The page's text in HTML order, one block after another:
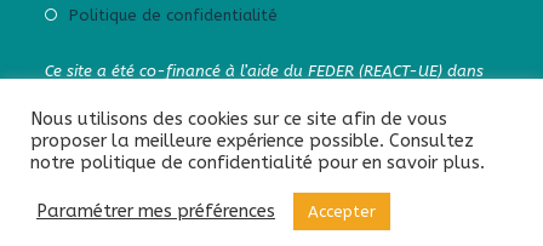
Politique de confidentialité
Ce site a été co-financé à l’aide du FEDER (REACT-UE) dans
COVID-19. L’Europe s’engage à La Réunion.
Nous utilisons des cookies sur ce site afin de vous
proposer la meilleure expérience possible. Consultez
notre politique de confidentialité pour en savoir plus.
Paramétrer mes préférences Accepter